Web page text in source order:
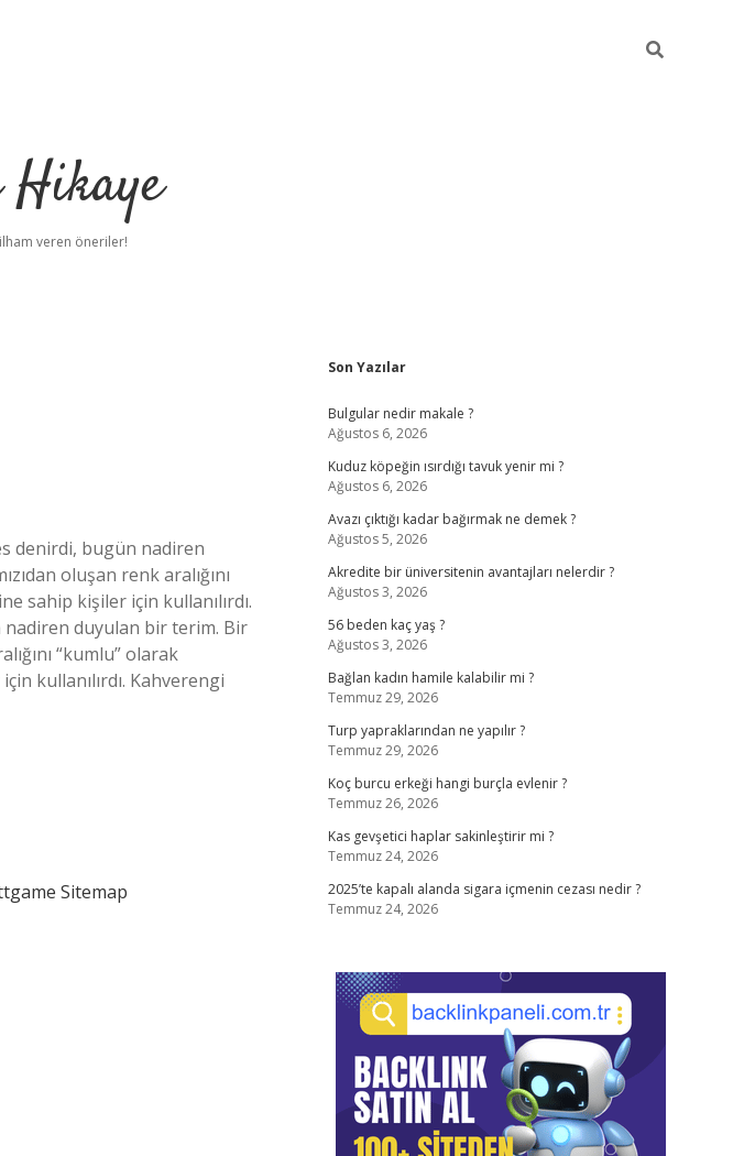
Hikaye
veren öneriler!
denirdi, bugün nadiren
oluşan renk aralığını
sahip kişiler için kullanılırdı.
nadiren duyulan bir terim. Bir
“kumlu” olarak
kullanılırdı. Kahverengi
Sitemap
Sidebar
Son Yazılar
Bulgular nedir makale ?
Ağustos 6, 2026
Kuduz köpeğin ısırdığı tavuk yenir mi ?
Ağustos 6, 2026
Avazı çıktığı kadar bağırmak ne demek ?
Ağustos 5, 2026
Akredite bir üniversitenin avantajları nelerdir ?
Ağustos 3, 2026
56 beden kaç yaş ?
Ağustos 3, 2026
Bağlan kadın hamile kalabilir mi ?
Temmuz 29, 2026
Turp yapraklarından ne yapılır ?
Temmuz 29, 2026
Koç burcu erkeği hangi burçla evlenir ?
Temmuz 26, 2026
Kas gevşetici haplar sakinleştirir mi ?
Temmuz 24, 2026
2025’te kapalı alanda sigara içmenin cezası nedir ?
Temmuz 24, 2026